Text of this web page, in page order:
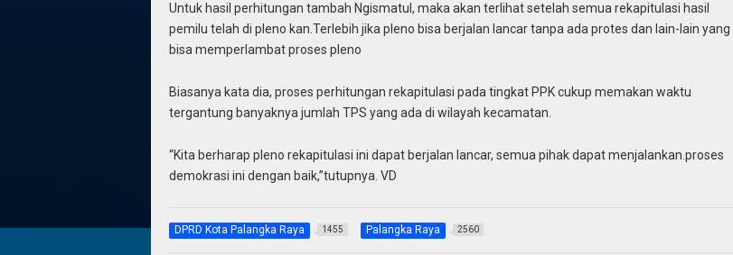
Untuk hasil perhitungan tambah Ngismatul, maka akan terlihat setelah semua rekapitulasi hasil
pemilu telah di pleno kan.Terlebih jika pleno bisa berjalan lancar tanpa ada protes dan lain-lain yang
bisa memperlambat proses pleno
Biasanya kata dia, proses perhitungan rekapitulasi pada tingkat PPK cukup memakan waktu
tergantung banyaknya jumlah TPS yang ada di wilayah kecamatan.
“Kita berharap pleno rekapitulasi ini dapat berjalan lancar, semua pihak dapat menjalankan.proses
demokrasi ini dengan baik,”tutupnya. VD
DPRD Kota Palangka Raya 1455 Palangka Raya 2560